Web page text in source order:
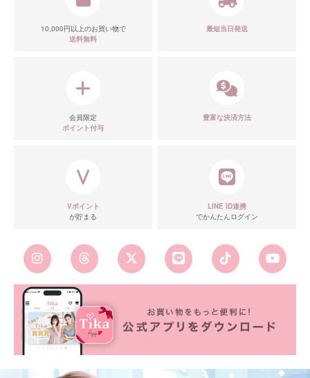
■カラーバリエーション
10,000円以上のお買い物で
送料無料
最短当日発送
会員限定
ポイント付与
豊富な決済方法
Vポイント
が貯まる
LINE ID連携
でかんたんログイン